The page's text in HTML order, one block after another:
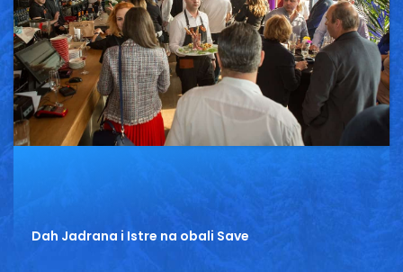
Galerija
Copyright© 2020
HopNaKop
Dah Jadrana i Istre na obali Save